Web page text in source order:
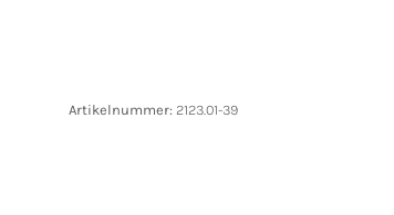
Artikelnummer: 2123.01-39